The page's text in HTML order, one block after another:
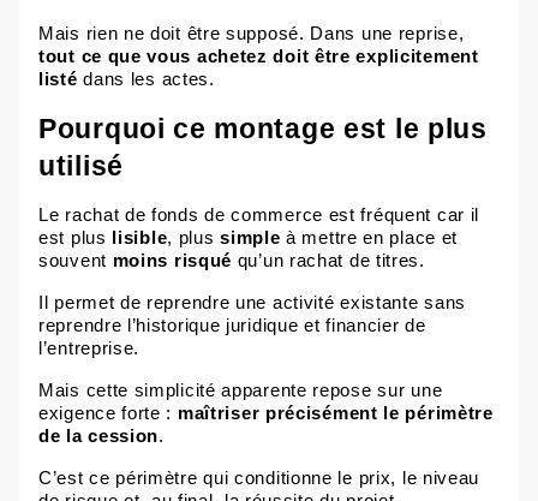
Mais rien ne doit être supposé. Dans une reprise,
tout ce que vous achetez doit être explicitement
listé dans les actes.
Pourquoi ce montage est le plus
utilisé
Le rachat de fonds de commerce est fréquent car il
est plus
lisible, plussimple à mettre en place et
souvent moins risqué qu’un rachat de titres.
Il permet de reprendre une activité existante sans
reprendre l’historique juridique et financier de
l’entreprise.
Mais cette simplicité apparente repose sur une
exigence forte : maîtriser précisément le périmètre
de la cession.
C’est ce périmètre qui conditionne le prix, le niveau